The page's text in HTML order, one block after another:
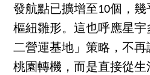
發航點已擴增至10個，
樞紐雛形。這也呼應星
二營運基地」策略，不
桃園轉機，而是直接從生